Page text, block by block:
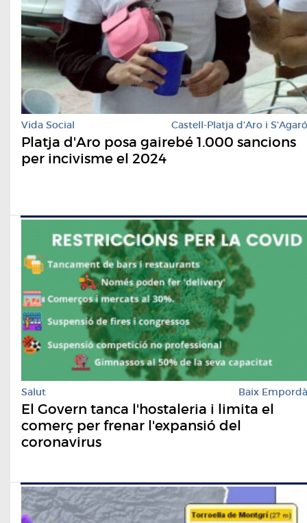
Vida Social Castell-Platja d'Aro i S'Agaró
Platja d'Aro posa gairebé 1.000 sancions
per incivisme el 2024
Salut Baix Empordà
El Govern tanca l'hostaleria i limita el
comerç per frenar l'expansió del
coronavirus